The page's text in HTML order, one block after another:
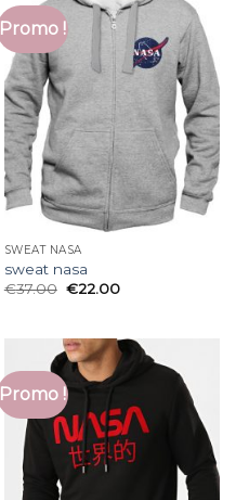
Promo !
SWEAT NASA
sweat nasa
€37.00 €22.00
Promo !